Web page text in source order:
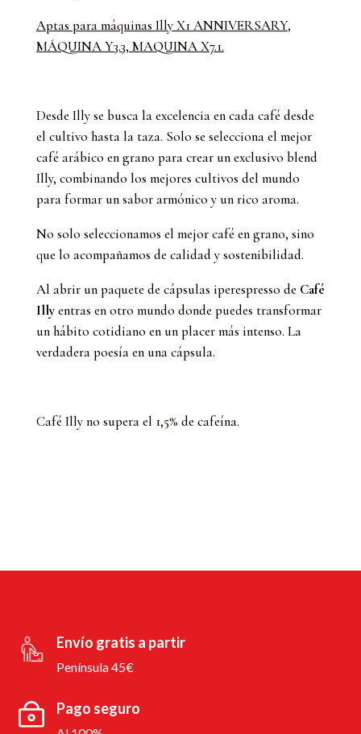
Aptas para máquinas Illy X1 ANNIVERSARY,
MÁQUINA Y3.3, MAQUINA X7.1.
Desde Illy se busca la excelencia en cada café desde
el cultivo hasta la taza. Solo se selecciona el mejor
café arábico en grano para crear un exclusivo blend
Illy, combinando los mejores cultivos del mundo
para formar un sabor armónico y un rico aroma.
No solo seleccionamos el mejor café en grano, sino
que lo acompañamos de calidad y sostenibilidad.
Al abrir un paquete de cápsulas iperespresso de Café
Illyentras en otro mundo donde puedes transformar
un hábito cotidiano en un placer más intenso. La
verdadera poesía en una cápsula.
Café Illy no supera el 1,5% de cafeína.
Envío gratis a partir
Península 45€
Pago seguro